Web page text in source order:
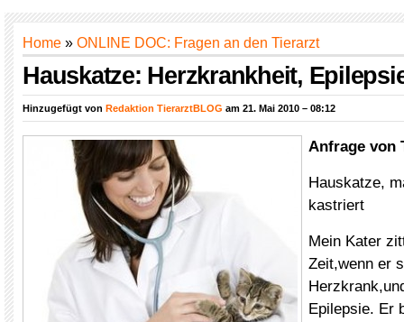
Home » ONLINE DOC: Fragen an den Tierarzt
Hauskatze: Herzkrankheit,
Hinzugefügt von Redaktion TierarztBLOG am 21. Mai 2010 – 08:12
Anfrage von
Hauskatze,
kastriert
Mein Kater
Zeit,wenn er
Epilepsie. Er